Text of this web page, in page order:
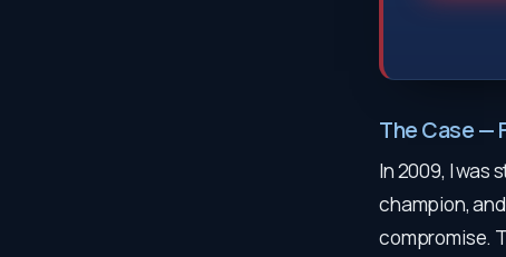
The Case —
In 2009, I was
champion,
compromise.